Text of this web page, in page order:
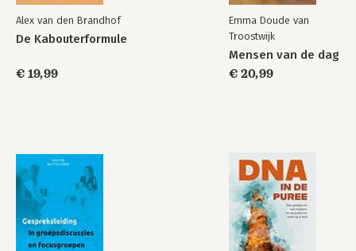
Alex van den Brandhof
De Kabouterformule
€ 19,99
Emma Doude van
Troostwijk
Mensen van de dag
€ 20,99